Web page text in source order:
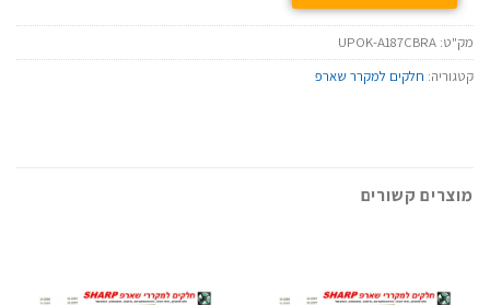
מק"ט: UPOK-A187CBRA
קטגוריה: חלקים למקרר שארפ
מוצרים קשורים